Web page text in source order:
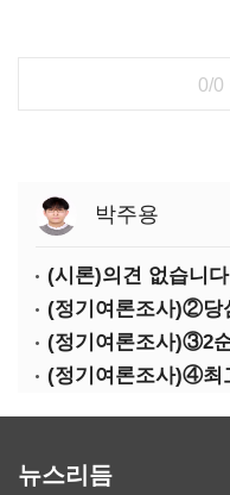
0/0
박주용
(시론)의견 없습니다
뉴스리듬